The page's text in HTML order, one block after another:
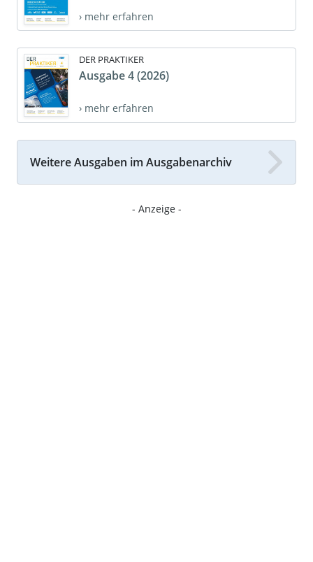
› mehr erfahren
DER PRAKTIKER
Ausgabe 4 (2026)
› mehr erfahren
Weitere Ausgaben im Ausgabenarchiv
- Anzeige -